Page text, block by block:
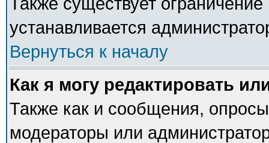
устанавливается
Вернуться к началу
Как я могу редактировать
Также как и сообщения,
модераторы или